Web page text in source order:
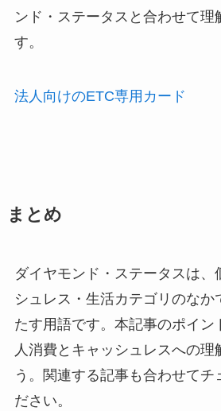
ンド・ステータスと合わせて理
す。
法人向けのETC専用カード
まとめ
ダイヤモンド・ステータスは、
シュレス・生活カテゴリのなか
たす用語です。本記事のポイン
人消費とキャッシュレスへの理
う。関連する記事も合わせてチ
ださい。